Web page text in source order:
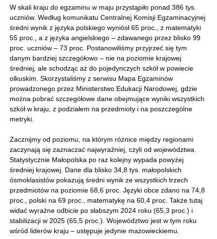
W skali kraju do egzaminu w maju przystąpiło ponad 386 tys.
uczniów. Według komunikatu Centralnej Komisji Egzaminacyjnej
średni wynik z języka polskiego wyniósł 65 proc., z matematyki
55 proc., a z języka angielskiego – zdawanego przez blisko 99
proc. uczniów – 73 proc. Postanowiliśmy przyjrzeć się tym
danym bardziej szczegółowo – nie na poziomie krajowej
średniej, ale schodząc aż do pojedynczych szkół w powiecie
olkuskim. Skorzystaliśmy z serwisu Mapa Egzaminów
prowadzonego przez Ministerstwo Edukacji Narodowej, gdzie
można pobrać szczegółowe dane obejmujące wyniki wszystkich
szkół w kraju, z podziałem na przedmioty i na poszczególne
metryki.
Zacznijmy od poziomu, na którym różnice między regionami
zaczynają się zaznaczać najwyraźniej, czyli od województwa.
Statystycznie Małopolska po raz kolejny wypada powyżej
średniej krajowej. Dane dla blisko 34,8 tys. małopolskich
ósmoklasistów pokazują średni wynik ze wszystkich trzech
przedmiotów na poziomie 68,6 proc. Języki obce zdano na 74,8
proc., polski na 69 proc., matematykę na 60,4 proc. Także tutaj
widać wyraźne odbicie po słabszym 2024 roku (65,3 proc.) i
stabilizacji w 2025 (65,5 proc.). Województwo jest w tym roku
wśród liderów kraju – ustępuje jedynie mazowieckiemu.